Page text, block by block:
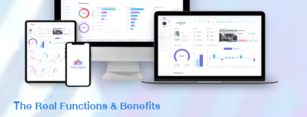
The Real Functions & Benefits